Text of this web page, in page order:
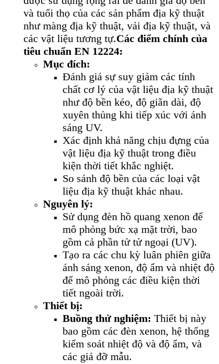
và tuổi thọ của các sản phẩm địa kỹ thuật
như màng địa kỹ thuật, vải địa kỹ thuật, và
các vật liệu tương tự.Các điểm chính của
tiêu chuẩn EN 12224:
Mục đích:
Đánh giá sự suy giảm các tính
chất cơ lý của vật liệu địa kỹ thuật
như độ bền kéo, độ giãn dài, độ
xuyên thủng khi tiếp xúc với ánh
sáng UV.
Xác định khả năng chịu đựng của
vật liệu địa kỹ thuật trong điều
kiện thời tiết khắc nghiệt.
So sánh độ bền của các loại vật
liệu địa kỹ thuật khác nhau.
Nguyên lý:
Sử dụng đèn hồ quang xenon để
mô phỏng bức xạ mặt trời, bao
gồm cả phần tử tử ngoại (UV).
Tạo ra các chu kỳ luân phiên giữa
ánh sáng xenon, độ ẩm và nhiệt độ
để mô phỏng các điều kiện thời
tiết ngoài trời.
Thiết bị:
Buồng thử nghiệm: Thiết bị này
bao gồm các đèn xenon, hệ thống
kiểm soát nhiệt độ và độ ẩm, và
các giá đỡ mẫu.